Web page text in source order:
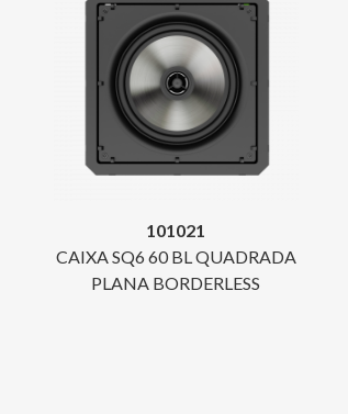
101021
CAIXA SQ6 60 BL QUADRADA
PLANA BORDERLESS